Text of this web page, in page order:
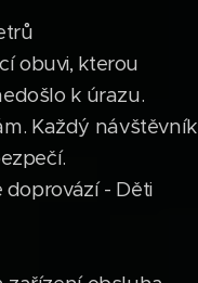
obuvi, kterou
k úrazu.
Každý návštěvník
- Děti